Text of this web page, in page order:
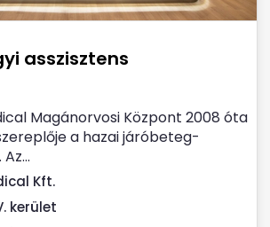
asszisztens
Magánorvosi Központ 2008 óta
a hazai járóbeteg-
Kft.
kerület